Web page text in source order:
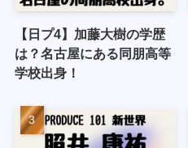
【日プ4】加藤大樹の学歴
は？名古屋にある同朋高等
学校出身！